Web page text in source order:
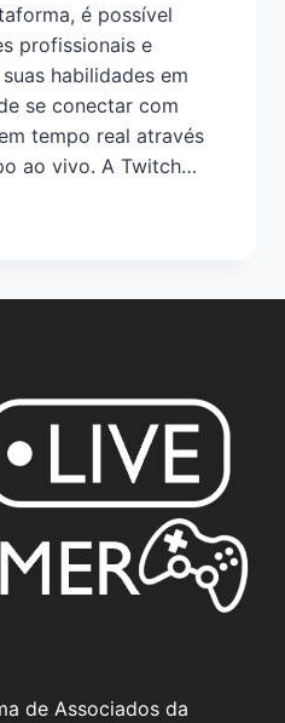
é possível
profissionais e
habilidades em
se conectar com
tempo real através
ao vivo. A Twitch…
de Associados da